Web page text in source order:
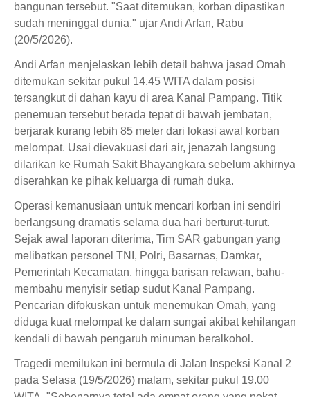
bangunan tersebut. "Saat ditemukan, korban dipastikan
sudah meninggal dunia," ujar Andi Arfan, Rabu
(20/5/2026).
Andi Arfan menjelaskan lebih detail bahwa jasad Omah
ditemukan sekitar pukul 14.45 WITA dalam posisi
tersangkut di dahan kayu di area Kanal Pampang. Titik
penemuan tersebut berada tepat di bawah jembatan,
berjarak kurang lebih 85 meter dari lokasi awal korban
melompat. Usai dievakuasi dari air, jenazah langsung
dilarikan ke Rumah Sakit Bhayangkara sebelum akhirnya
diserahkan ke pihak keluarga di rumah duka.
Operasi kemanusiaan untuk mencari korban ini sendiri
berlangsung dramatis selama dua hari berturut-turut.
Sejak awal laporan diterima, Tim SAR gabungan yang
melibatkan personel TNI, Polri, Basarnas, Damkar,
Pemerintah Kecamatan, hingga barisan relawan, bahu-
membahu menyisir setiap sudut Kanal Pampang.
Pencarian difokuskan untuk menemukan Omah, yang
diduga kuat melompat ke dalam sungai akibat kehilangan
kendali di bawah pengaruh minuman beralkohol.
Tragedi memilukan ini bermula di Jalan Inspeksi Kanal 2
pada Selasa (19/5/2026) malam, sekitar pukul 19.00